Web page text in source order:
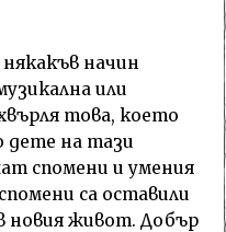
начин
или
това, което
дете на тази
спомени и умения
са оставили
новия живот. Добър